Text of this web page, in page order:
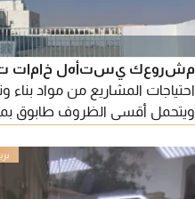
مشروعك يستأهل خامات
احتياجات المشاريع من مواد
في الموعد أسعار تنافسية جودة
والتجارية والصناعية الموقع